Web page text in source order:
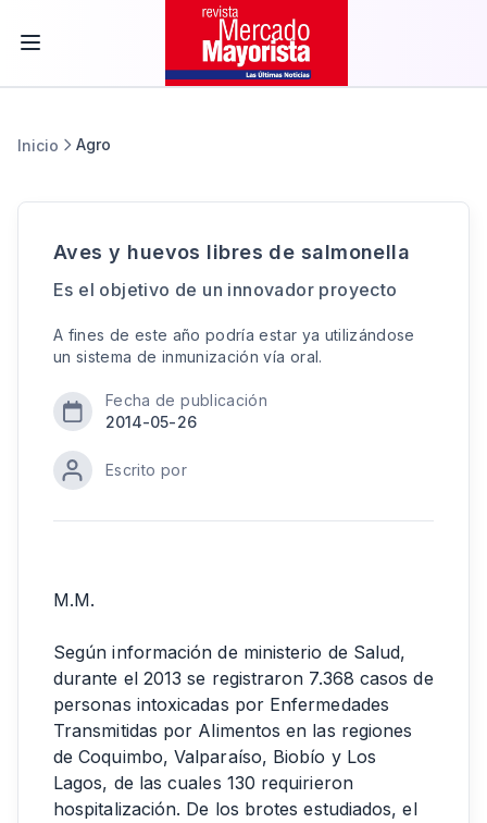
Inicio Agro
Aves y huevos libres de salmonella
Es el objetivo de un innovador proyecto
A fines de este año podría estar ya utilizándose
un sistema de inmunización vía oral.
Fecha de publicación
2014-05-26
Escrito por
M.M.
Según información de ministerio de Salud,
durante el 2013 se registraron 7.368 casos de
personas intoxicadas por Enfermedades
Transmitidas por Alimentos en las regiones
de Coquimbo, Valparaíso, Biobío y Los
Lagos, de las cuales 130 requirieron
hospitalización. De los brotes estudiados, el